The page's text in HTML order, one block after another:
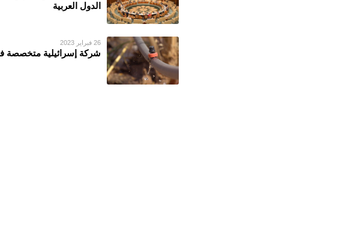
الدول العربية
26 فبراير 2023
شركة إسرائيلية متخصصة